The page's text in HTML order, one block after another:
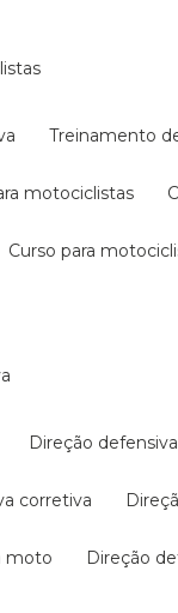
treinamento
motociclistas
curso para
direção
corretiva
moto direção